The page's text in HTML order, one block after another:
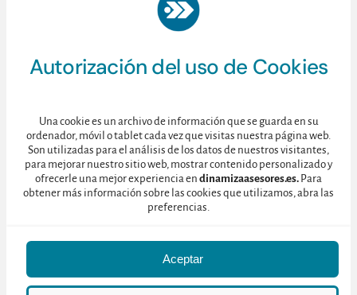
Autorización del uso de Cookies
Una cookie es un archivo de información que se guarda en su
ordenador, móvil o tablet cada vez que visitas nuestra página web.
Son utilizadas para el análisis de los datos de nuestros visitantes,
para mejorar nuestro sitio web, mostrar contenido personalizado y
ofrecerle una mejor experiencia en dinamizaasesores.es. Para
obtener más información sobre las cookies que utilizamos, abra las
preferencias.
Aceptar
PROGRAMA DEL I CONGRESO
10:00 – 10:15 | Acto de inauguración institucional
D. Rodrigo Rodríguez Hans. Vicepresidente de
Dª. Lola Amo Camino. Presidenta de la Asociación
Española de Municipios del Olivo (AEMO)